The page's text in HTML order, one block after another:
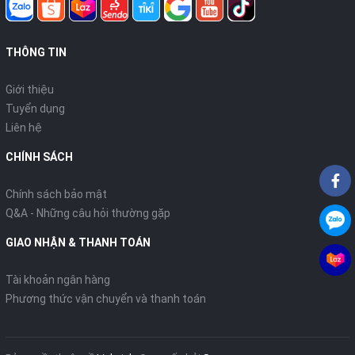
THÔNG TIN
Giới thiệu
Tuyển dụng
Liên hệ
CHÍNH SÁCH
Chính sách bảo mật
Q&A - Những câu hỏi thường gặp
GIAO NHẬN & THANH TOÁN
Tài khoản ngân hàng
Phương thức vận chuyển và thanh toán